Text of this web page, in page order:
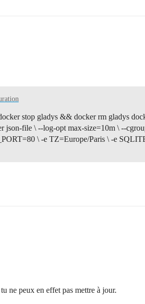
stop gladys && docker rm gladys
json-file \ --log-opt max-size=10m \ --
\ -e TZ=Europe/Paris \ -e
ne peux en effet pas mettre à jour.